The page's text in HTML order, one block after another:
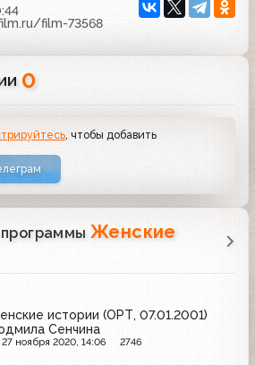
film-73568
0
, чтобы добавить
Женские
истории (ОРТ, 07.01.2001)
Сенчина
27 ноября 2020, 14:06 2746